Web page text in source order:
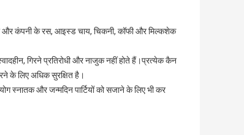
और कंपनी के रस, आइस्ड चाय, चिकनी, कॉफी और मिल्कशेक
गिरने प्रतिरोधी और नाजुक नहीं होते हैं।प्रत्येक कैन
के लिए अधिक सुरक्षित है।
स्नातक और जन्मदिन पार्टियों को सजाने के लिए भी कर